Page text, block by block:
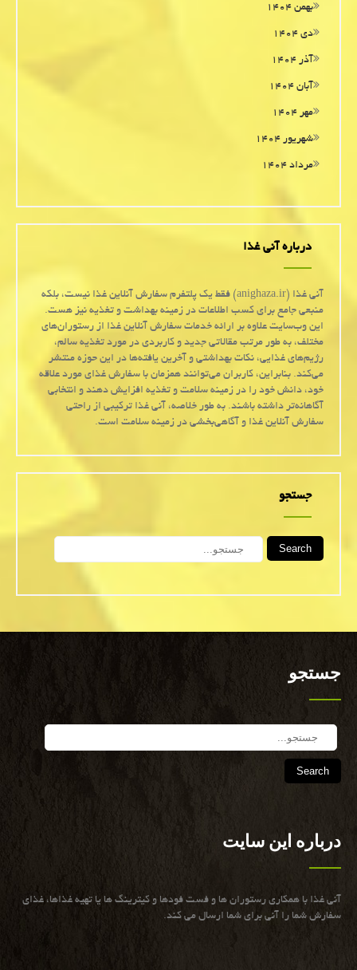
بهمن ۱۴۰۴
دی ۱۴۰۴
آذر ۱۴۰۴
آبان ۱۴۰۴
مهر ۱۴۰۴
شهریور ۱۴۰۴
مرداد ۱۴۰۴
درباره آنی غذا
آنی غذا (anighaza.ir) فقط یک پلتفرم سفارش آنلاین غذا نیست، بلکه
منبعی جامع برای کسب اطلاعات در زمینه بهداشت و تغذیه نیز هست.
این وب‌سایت علاوه بر ارائه خدمات سفارش آنلاین غذا از رستوران‌های
مختلف، به طور مرتب مقالاتی جدید و کاربردی در مورد تغذیه سالم،
رژیم‌های غذایی، نکات بهداشتی و آخرین یافته‌ها در این حوزه منتشر
می‌کند. بنابراین، کاربران می‌توانند همزمان با سفارش غذای مورد علاقه
خود، دانش خود را در زمینه سلامت و تغذیه افزایش دهند و انتخابی
آگاهانه‌تر داشته باشند. به طور خلاصه، آنی غذا ترکیبی از راحتی
سفارش آنلاین غذا و آگاهی‌بخشی در زمینه سلامت است.
جستجو
Search
جستجو
درباره این سایت
آنی غذا با همكاری رستوران ها و فست فودها و كیترینگ ها یا تهیه غذاها، غذای
سفارش شما را آنی برای شما ارسال می كند.